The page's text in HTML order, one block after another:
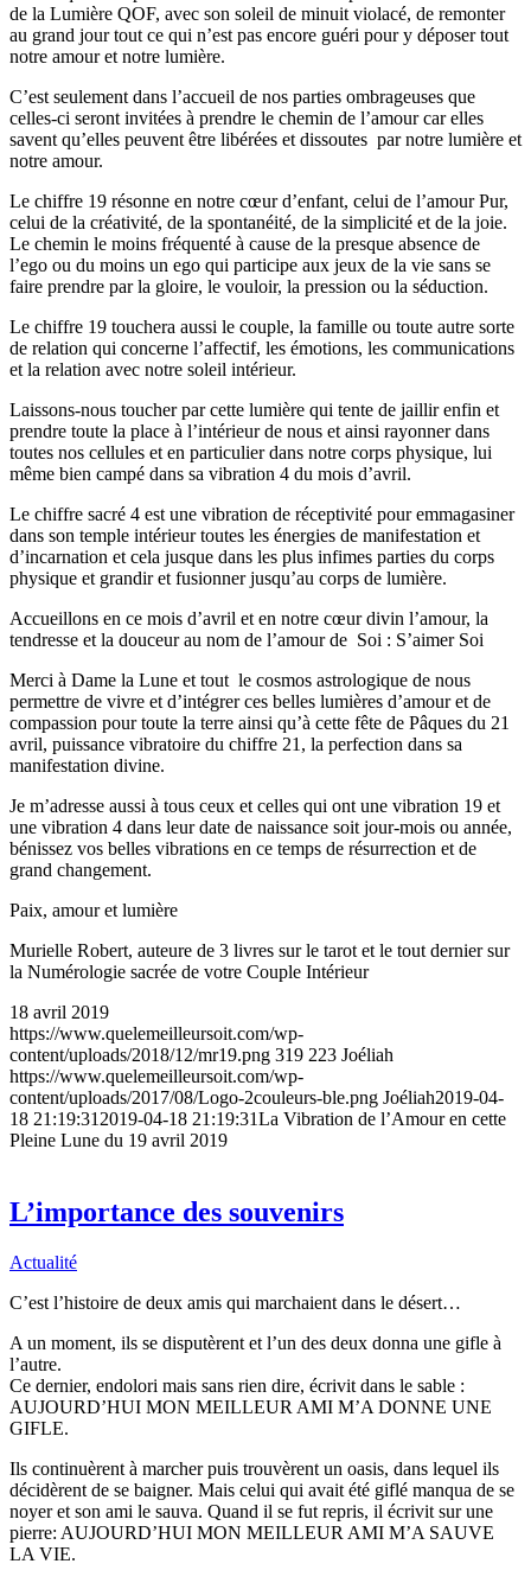
de la Lumière QOF, avec son soleil de minuit violacé, de remonter
au grand jour tout ce qui n’est pas encore guéri pour y déposer tout
notre amour et notre lumière.
C’est seulement dans l’accueil de nos parties ombrageuses que
celles-ci seront invitées à prendre le chemin de l’amour car elles
savent qu’elles peuvent être libérées et dissoutes par notre lumière et
notre amour.
Le chiffre 19 résonne en notre cœur d’enfant, celui de l’amour Pur,
celui de la créativité, de la spontanéité, de la simplicité et de la joie.
Le chemin le moins fréquenté à cause de la presque absence de
l’ego ou du moins un ego qui participe aux jeux de la vie sans se
faire prendre par la gloire, le vouloir, la pression ou la séduction.
Le chiffre 19 touchera aussi le couple, la famille ou toute autre sorte
de relation qui concerne l’affectif, les émotions, les communications
et la relation avec notre soleil intérieur.
Laissons-nous toucher par cette lumière qui tente de jaillir enfin et
prendre toute la place à l’intérieur de nous et ainsi rayonner dans
toutes nos cellules et en particulier dans notre corps physique, lui
même bien campé dans sa vibration 4 du mois d’avril.
Le chiffre sacré 4 est une vibration de réceptivité pour emmagasiner
dans son temple intérieur toutes les énergies de manifestation et
d’incarnation et cela jusque dans les plus infimes parties du corps
physique et grandir et fusionner jusqu’au corps de lumière.
Accueillons en ce mois d’avril et en notre cœur divin l’amour, la
tendresse et la douceur au nom de l’amour de Soi : S’aimer Soi
Merci à Dame la Lune et tout le cosmos astrologique de nous
permettre de vivre et d’intégrer ces belles lumières d’amour et de
compassion pour toute la terre ainsi qu’à cette fête de Pâques du 21
avril, puissance vibratoire du chiffre 21, la perfection dans sa
manifestation divine.
Je m’adresse aussi à tous ceux et celles qui ont une vibration 19 et
une vibration 4 dans leur date de naissance soit jour-mois ou année,
bénissez vos belles vibrations en ce temps de résurrection et de
grand changement.
Paix, amour et lumière
Murielle Robert, auteure de 3 livres sur le tarot et le tout dernier sur
la Numérologie sacrée de votre Couple Intérieur
18 avril 2019
https://www.quelemeilleursoit.com/wp-
content/uploads/2018/12/mr19.png 319 223 Joéliah
https://www.quelemeilleursoit.com/wp-
content/uploads/2017/08/Logo-2couleurs-ble.png Joéliah2019-04-
18 21:19:31 2019-04-18 21:19:31La Vibration de l’Amour en cette
Pleine Lune du 19 avril 2019
L’importance des souvenirs
Actualité
C’est l’histoire de deux amis qui marchaient dans le désert…
A un moment, ils se disputèrent et l’un des deux donna une gifle à
l’autre.
Ce dernier, endolori mais sans rien dire, écrivit dans le sable :
AUJOURD’HUI MON MEILLEUR AMI M’A DONNE UNE
GIFLE.
Ils continuèrent à marcher puis trouvèrent un oasis, dans lequel ils
décidèrent de se baigner. Mais celui qui avait été giflé manqua de se
noyer et son ami le sauva. Quand il se fut repris, il écrivit sur une
pierre: AUJOURD’HUI MON MEILLEUR AMI M’A SAUVE
LA VIE.